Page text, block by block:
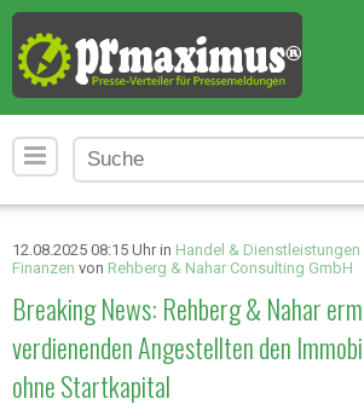
12.08.2025 08:15 Uhr in Handel & Dienstleistungen
Finanzen von Rehberg & Nahar Consulting GmbH
Breaking News: Rehberg & Nahar
verdienenden Angestellten den
ohne Startkapital